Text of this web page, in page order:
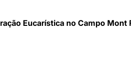
Eucarística no Campo